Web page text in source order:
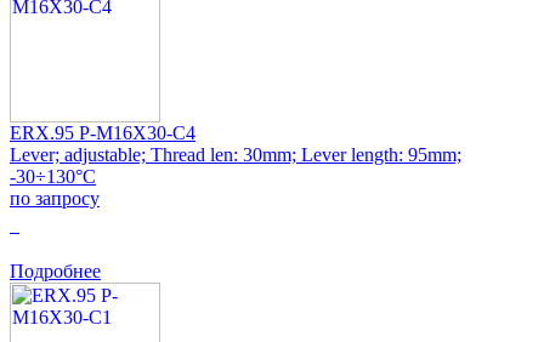
ERX.95 P-M16X30-C4
Lever; adjustable; Thread len: 30mm; Lever length: 95mm;
-30÷130°C
по запросу
Подробнее